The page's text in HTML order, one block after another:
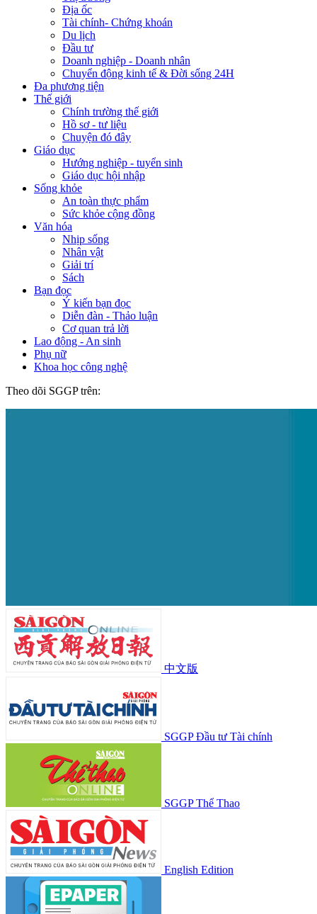
Địa ốc
Tài chính- Chứng khoán
Du lịch
Đầu tư
Doanh nghiệp - Doanh nhân
Chuyển động kinh tế & Đời sống 24H
Đa phương tiện
Thế giới
Chính trường thế giới
Hồ sơ - tư liệu
Chuyện đó đây
Giáo dục
Hướng nghiệp - tuyển sinh
Giáo dục hội nhập
Sống khỏe
An toàn thực phẩm
Sức khỏe cộng đồng
Văn hóa
Nhịp sống
Nhân vật
Giải trí
Sách
Bạn đọc
Ý kiến bạn đọc
Diễn đàn - Thảo luận
Cơ quan trả lời
Lao động - An sinh
Phụ nữ
Khoa học công nghệ
Theo dõi SGGP trên:
中文版
SGGP Đầu tư Tài chính
SGGP Thể Thao
English Edition